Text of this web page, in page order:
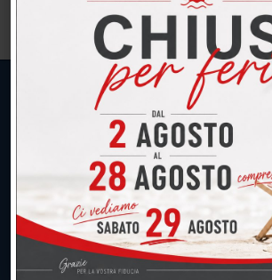
UNICA SEDE: CALCO (Lecco)
039.677.2778
039.677.2778